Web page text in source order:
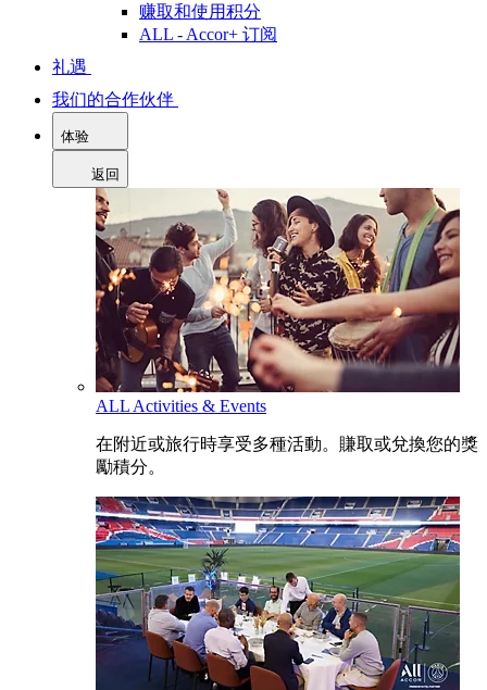
赚取和使用积分
ALL - Accor+ 订阅
礼遇
我们的合作伙伴
体验
返回
ALL Activities & Events
在附近或旅行時享受多種活動。賺取或兌換您的獎
勵積分。